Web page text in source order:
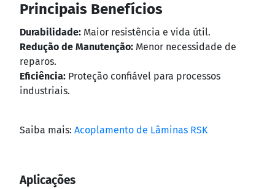
DOWNLOADS
DIMENSIONE SEU ACOPLAMENTO
Principais Benefícios
Durabilidade: Maior resistência e vida útil.
Redução de Manutenção: Menor necessidade de
reparos.
Eficiência: Proteção confiável para processos
industriais.
Saiba mais:Acoplamento de Lâminas RSK
Aplicações